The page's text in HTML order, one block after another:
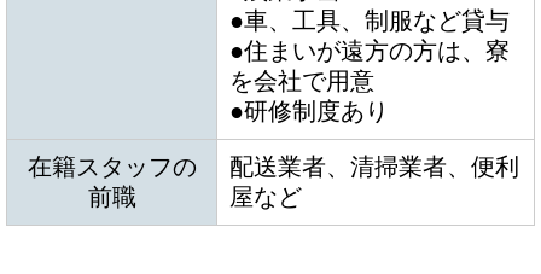
●車、工具、制服など貸与
●住まいが遠方の方は、寮
を会社で用意
●研修制度あり
在籍スタッフの
前職
配送業者、清掃業者、便利
屋など